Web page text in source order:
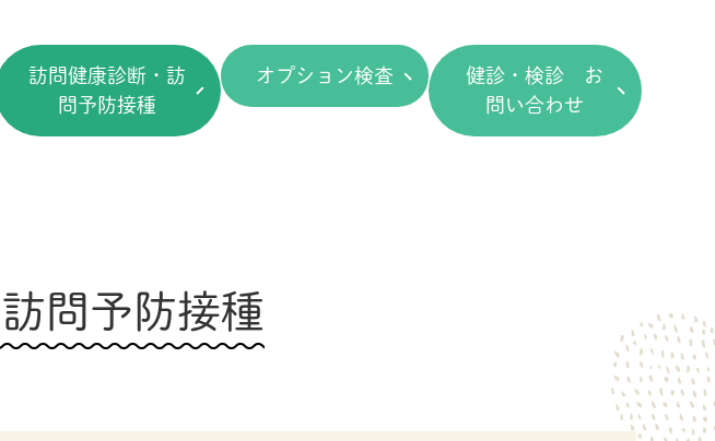
訪問健康診断・訪
問予防接種
オプション検査
健診・検診 お
問い合わせ
問予防接種